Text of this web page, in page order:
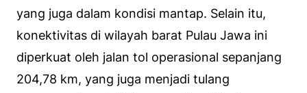
yang juga dalam kondisi mantap. Selain itu,
konektivitas di wilayah barat Pulau Jawa ini
diperkuat oleh jalan tol operasional sepanjang
204,78 km, yang juga menjadi tulang